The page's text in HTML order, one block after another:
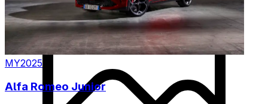
MY2025
Alfa Romeo Junior